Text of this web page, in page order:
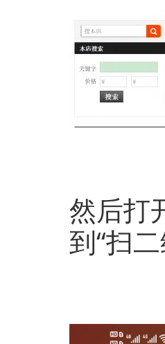
然后打
到“扫